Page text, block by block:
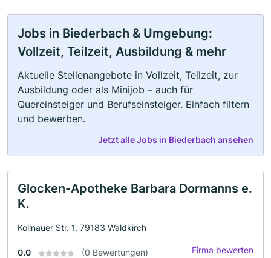
Jobs in Biederbach & Umgebung:
Vollzeit, Teilzeit, Ausbildung & mehr
Aktuelle Stellenangebote in Vollzeit, Teilzeit, zur
Ausbildung oder als Minijob – auch für
Quereinsteiger und Berufseinsteiger. Einfach filtern
und bewerben.
Jetzt alle Jobs in Biederbach ansehen
Glocken-Apotheke Barbara Dormanns e.
K.
Kollnauer Str. 1, 79183 Waldkirch
0.0 (0 Bewertungen) Firma bewerten